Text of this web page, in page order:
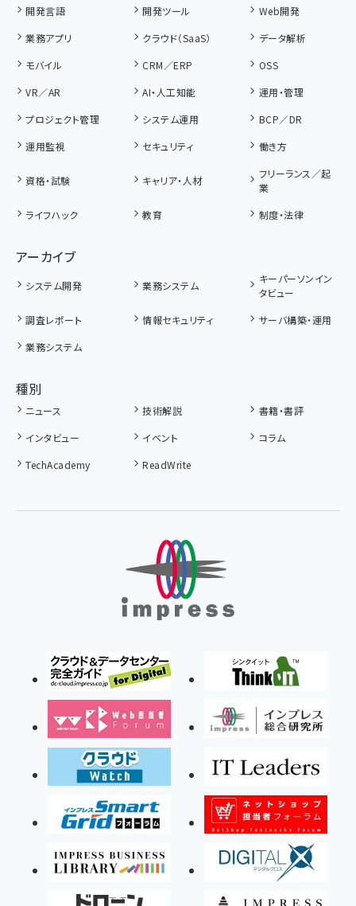
開発言語
開発ツール
Web開発
業務アプリ
クラウド（SaaS）
データ解析
モバイル
CRM／ERP
OSS
VR／AR
AI・人工知能
運用・管理
プロジェクト管理
システム運用
BCP／DR
運用監視
セキュリティ 働き方
資格・試験 キャリア・人材
フリーランス／起
業
ライフハック
教育 制度・法律
アーカイブ
システム開発 業務システム
キーパーソンイン
タビュー
調査レポート
情報セキュリティ
サーバ構築・運用
業務システム
種別
ニュース 技術解説
書籍・書評
インタビュー
イベント
コラム
TechAcademy
ReadWrite